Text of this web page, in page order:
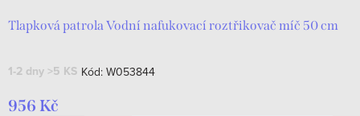
Tlapková patrola Vodní nafukovací roztřikovač míč 50 cm
1-2 dny >5 KS Kód: W053844
956 Kč